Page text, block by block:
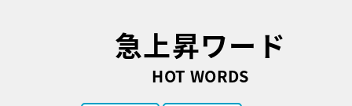
急上昇ワード
HOT WORDS